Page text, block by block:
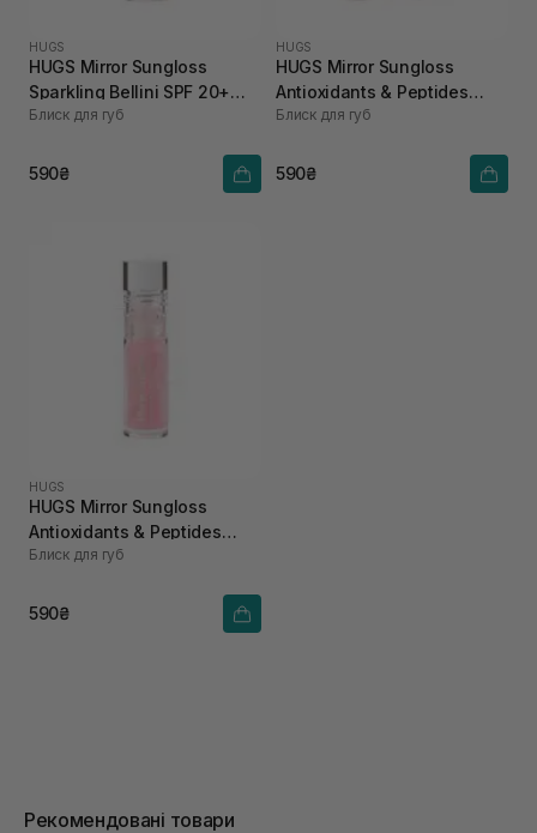
HUGS
HUGS Mirror Sungloss
Sparkling Bellini SPF 20+
PA++ 5,5 мл
Блиск для губ
590₴
HUGS
HUGS Mirror Sungloss
Antioxidants & Peptides
Cold Brew Spf 20+ Pa++ V
Блиск для губ
590₴
HUGS
HUGS Mirror Sungloss
Antioxidants & Peptides
Heated Cherry Spf 20+
Блиск для губ
590₴
Рекомендовані товари